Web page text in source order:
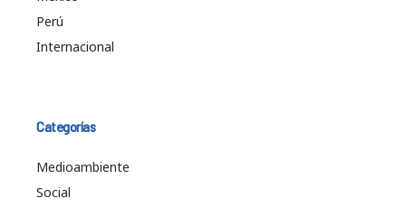
Perú
Internacional
Categorías
Medioambiente
Social